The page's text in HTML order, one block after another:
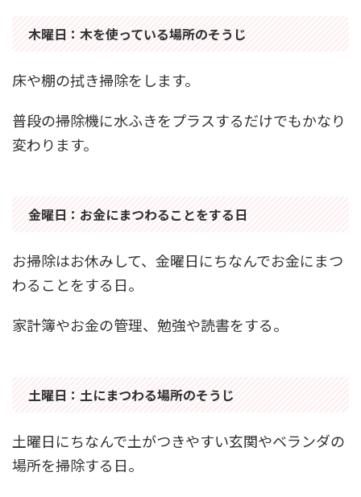
木曜日：木を使っている場所のそうじ
床や棚の拭き掃除をします。
普段の掃除機に水ふきをプラスするだけでもかなり
変わります。
金曜日：お金にまつわることをする日
お掃除はお休みして、金曜日にちなんでお金にまつ
わることをする日。
家計簿やお金の管理、勉強や読書をする。
土曜日：土にまつわる場所のそうじ
土曜日にちなんで土がつきやすい玄関やベランダの
場所を掃除する日。